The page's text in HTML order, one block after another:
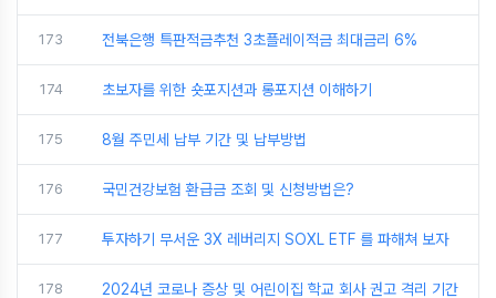
173 전북은행 특판적금추천 3초플레이적금 최대금리 6%
174 초보자를 위한 숏포지션과 롱포지션 이해하기
175 8월 주민세 납부 기간 및 납부방법
176 국민건강보험 환급금 조회 및 신청방법은?
177 투자하기 무서운 3X 레버리지 SOXL ETF 를 파해쳐 보자
178 2024년 코로나 증상 및 어린이집 학교 회사 권고 격리 기간